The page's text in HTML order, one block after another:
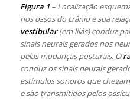
Figura 1– Localização
nos ossos do crânio e sua
vestibular(em lilás) conduz
sinais neurais gerados nos
pelas mudanças posturais. O
conduz os sinais neurais
estímulos sonoros que
e são transmitidos pelos